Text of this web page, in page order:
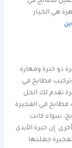
هي الخيار
ذو خبرة ومهارة
مطابخ في
تقدم لك الحل
مطابخ في الفجيرة
سواء كانت
إن خبرة الأيدي
جعلتها